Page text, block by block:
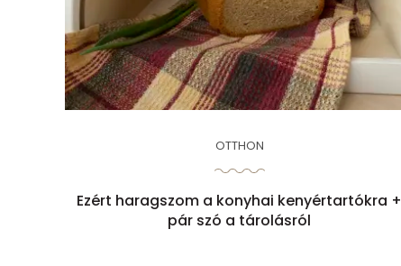
OTTHON
Ezért haragszom a konyhai kenyértartókra +
pár szó a tárolásról